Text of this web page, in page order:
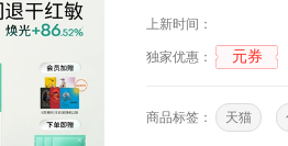
上新时间：
独家优惠： 元券
商品标签： 天猫